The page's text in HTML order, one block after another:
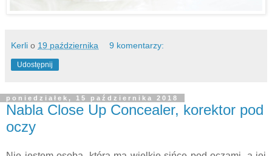
Kerli o 19 października 9 komentarzy:
Udostępnij
poniedziałek, 15 października 2018
Nabla Close Up Concealer, korektor pod
oczy